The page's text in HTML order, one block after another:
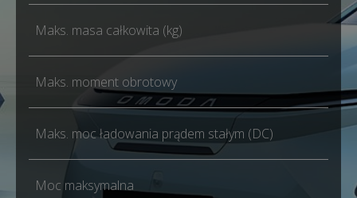
Maks. masa całkowita (kg)
Maks. moment obrotowy
Maks. moc ładowania prądem stałym (DC)
Moc maksymalna